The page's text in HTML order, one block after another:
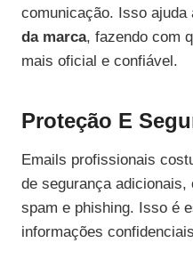
comunicação. Isso ajuda
da marca, fazendo com
mais oficial e confiável.
Proteção E
Emails profissionais
de segurança
spam e phishing. Isso é
informações